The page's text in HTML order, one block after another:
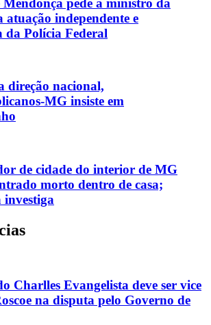
pede a ministro da
atuação independente e
da Polícia Federal
direção nacional,
MG insiste em
de cidade do interior de MG
morto dentro de casa;
investiga
Charlles Evangelista deve ser vice
na disputa pelo Governo de